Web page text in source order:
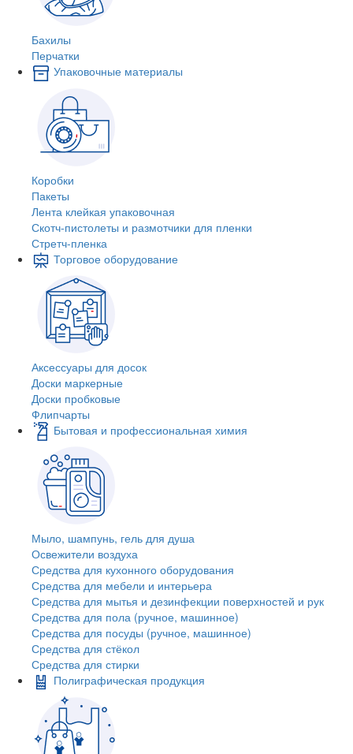
Бахилы
Перчатки
Упаковочные материалы
Коробки
Пакеты
Лента клейкая упаковочная
Скотч-пистолеты и размотчики для пленки
Стретч-пленка
Торговое оборудование
Аксессуары для досок
Доски маркерные
Доски пробковые
Флипчарты
Бытовая и профессиональная химия
Мыло, шампунь, гель для душа
Освежители воздуха
Средства для кухонного оборудования
Средства для мебели и интерьера
Средства для мытья и дезинфекции поверхностей и рук
Средства для пола (ручное, машинное)
Средства для посуды (ручное, машинное)
Средства для стёкол
Средства для стирки
Полиграфическая продукция